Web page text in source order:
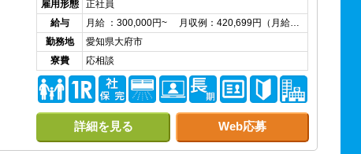
雇用形態
正社員
給与
月給 ：300,000円~ 月収例：420,699円（月給…
勤務地
愛知県大府市
寮費
応相談
詳細を見る Web応募